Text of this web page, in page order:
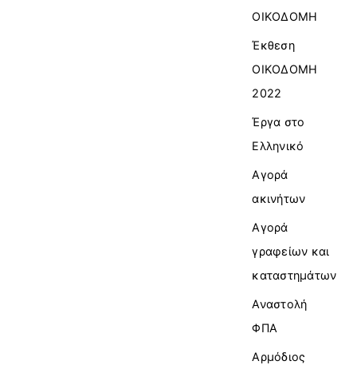
ΟΙΚΟΔΟΜΗ
Έκθεση
ΟΙΚΟΔΟΜΗ
2022
Έργα στο
Ελληνικό
Αγορά
ακινήτων
Αγορά
γραφείων και
καταστημάτων
Αναστολή
ΦΠΑ
Αρμόδιος